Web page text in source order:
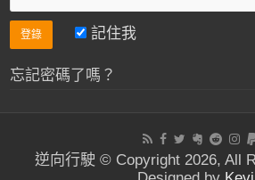
記住我
忘記密碼了嗎？
逆向行駛 © Copyright 2026, All